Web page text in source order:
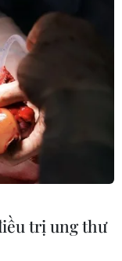
trị ung thư